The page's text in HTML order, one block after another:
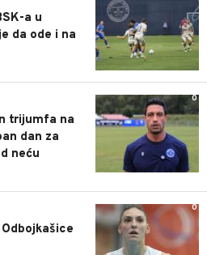
a u
da ode i na
0
trijumfa na
dan za
neću
0